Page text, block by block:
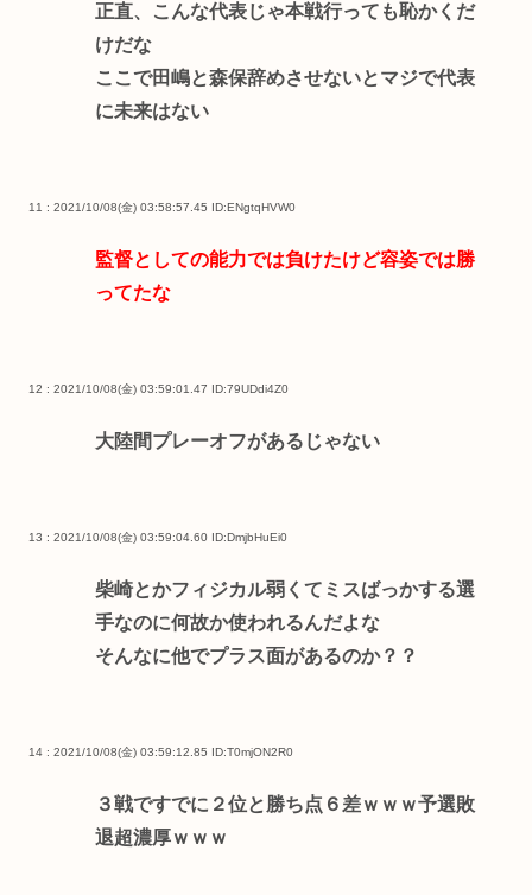
正直、こんな代表じゃ本戦行っても恥かくだ
けだな
ここで田嶋と森保辞めさせないとマジで代表
に未来はない
11 : 2021/10/08(金) 03:58:57.45 ID:ENgtqHVW0
監督としての能力では負けたけど容姿では勝
ってたな
12 : 2021/10/08(金) 03:59:01.47 ID:79UDdi4Z0
大陸間プレーオフがあるじゃない
13 : 2021/10/08(金) 03:59:04.60 ID:DmjbHuEi0
柴崎とかフィジカル弱くてミスばっかする選
手なのに何故か使われるんだよな
そんなに他でプラス面があるのか？？
14 : 2021/10/08(金) 03:59:12.85 ID:T0mjON2R0
３戦ですでに２位と勝ち点６差ｗｗｗ予選敗
退超濃厚ｗｗｗ